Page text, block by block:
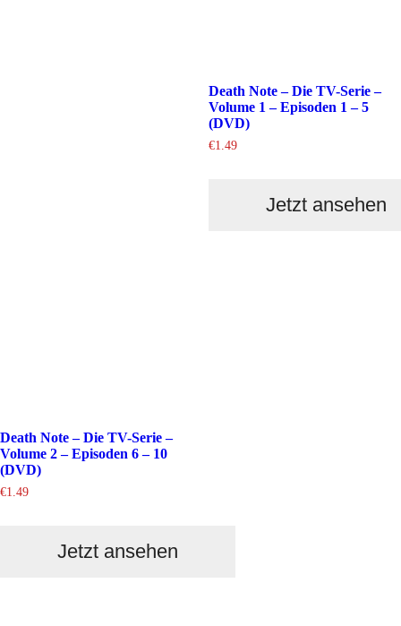
Death Note – Die TV-Serie –
Volume 1 – Episoden 1 – 5
(DVD)
€1.49
Jetzt ansehen
Death Note – Die TV-Serie –
Volume 2 – Episoden 6 – 10
(DVD)
€1.49
Jetzt ansehen